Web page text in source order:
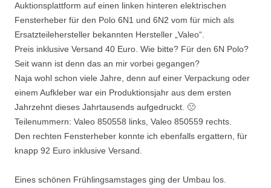
Auktionsplattform auf einen linken hinteren elektrischen
Fensterheber für den Polo 6N1 und 6N2 vom für mich als
Ersatzteilehersteller bekannten Hersteller „Valeo“.
Preis inklusive Versand 40 Euro. Wie bitte? Für den 6N Polo?
Seit wann ist denn das an mir vorbei gegangen?
Naja wohl schon viele Jahre, denn auf einer Verpackung oder
einem Aufkleber war ein Produktionsjahr aus dem ersten
Jahrzehnt dieses Jahrtausends aufgedruckt. 🙁
Teilenummern: Valeo 850558 links, Valeo 850559 rechts.
Den rechten Fensterheber konnte ich ebenfalls ergattern, für
knapp 92 Euro inklusive Versand.
Eines schönen Frühlingsamstages ging der Umbau los.